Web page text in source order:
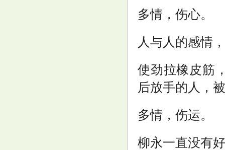
多情，伤心。
人与人的感情
使劲拉橡皮筋
后放手的人，
多情，伤运。
柳永一直没有